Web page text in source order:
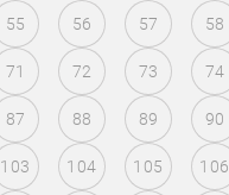
55 56 57 58
71 72 73 74
87 88 89 90
103 104 105 106